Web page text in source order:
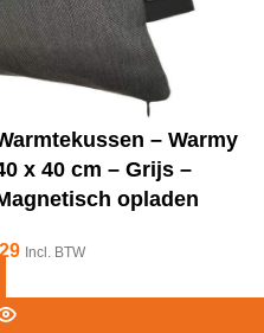
– Warmy
x 40 cm – Grijs –
opladen
Incl. BTW